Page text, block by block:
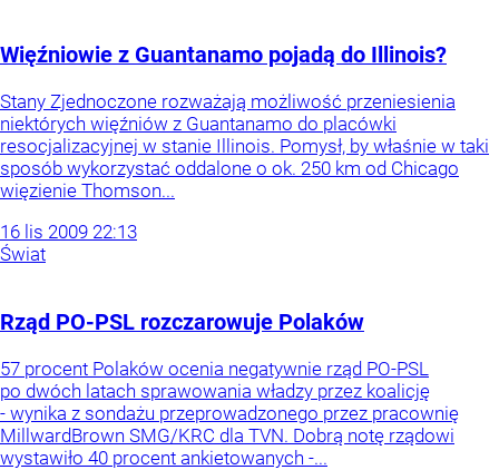
Więźniowie z Guantanamo pojadą do Illinois?
Stany Zjednoczone rozważają możliwość przeniesienia
niektórych więźniów z Guantanamo do placówki
resocjalizacyjnej w stanie Illinois. Pomysł, by właśnie w taki
sposób wykorzystać oddalone o ok. 250 km od Chicago
więzienie Thomson...
16 lis 2009 22:13
Świat
Rząd PO-PSL rozczarowuje Polaków
57 procent Polaków ocenia negatywnie rząd PO-PSL
po dwóch latach sprawowania władzy przez koalicję
- wynika z sondażu przeprowadzonego przez pracownię
MillwardBrown SMG/KRC dla TVN. Dobrą notę rządowi
wystawiło 40 procent ankietowanych -...